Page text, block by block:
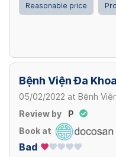
Reasonable price
Bệnh Viện Đa
05/02/2022 at Bệnh
Review by
P
Book at
Bad